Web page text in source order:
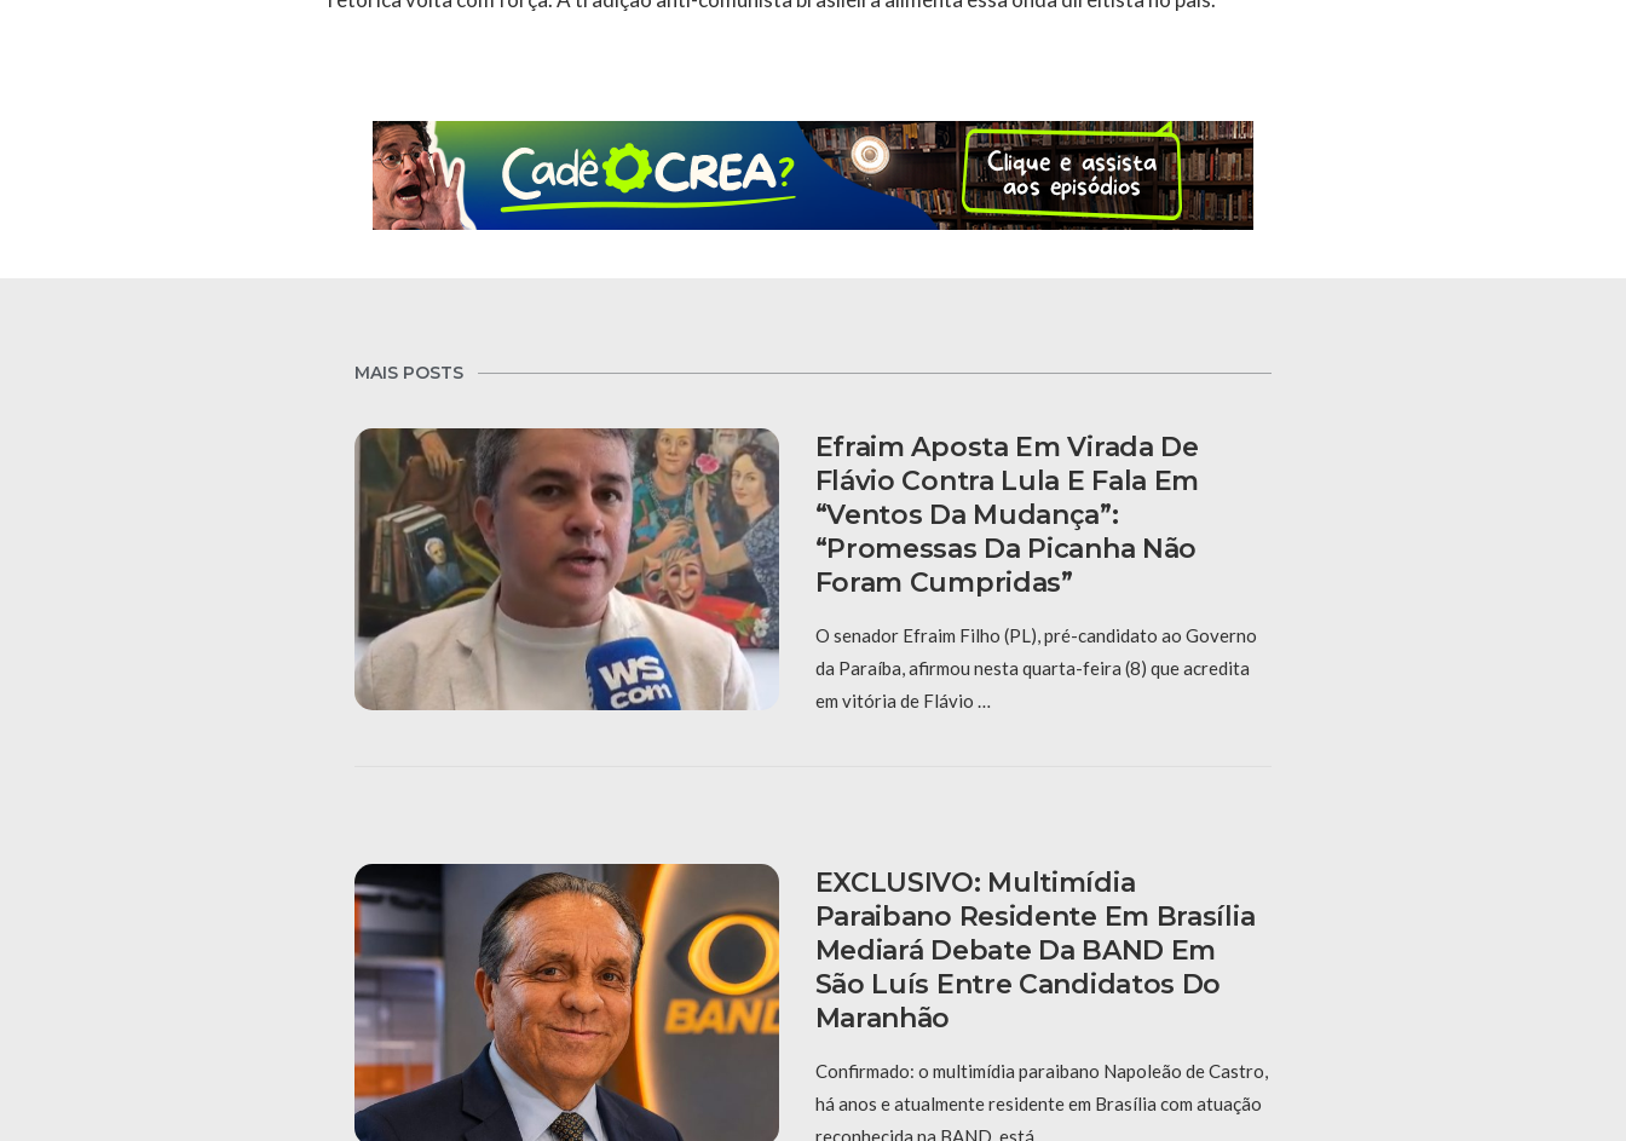
MAIS POSTS
Efraim Aposta Em Virada De
Flávio Contra Lula E Fala Em
“ventos Da Mudança”:
“Promessas Da Picanha Não
Foram Cumpridas”
O senador Efraim Filho (PL), pré-candidato ao Governo
da Paraíba, afirmou nesta quarta-feira (8) que acredita
em vitória de Flávio …
EXCLUSIVO: Multimídia
Paraibano Residente Em Brasília
Mediará Debate Da BAND Em
São Luís Entre Candidatos Do
Maranhão
Confirmado: o multimídia paraibano Napoleão de Castro,
há anos e atualmente residente em Brasília com atuação
reconhecida na BAND, está …